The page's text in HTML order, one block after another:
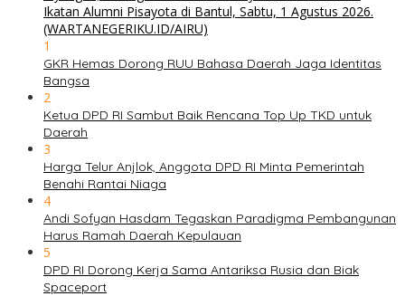
1
GKR Hemas Dorong RUU Bahasa Daerah Jaga Identitas
Bangsa
2
Ketua DPD RI Sambut Baik Rencana Top Up TKD untuk
Daerah
3
Harga Telur Anjlok, Anggota DPD RI Minta Pemerintah
Benahi Rantai Niaga
4
Andi Sofyan Hasdam Tegaskan Paradigma Pembangunan
Harus Ramah Daerah Kepulauan
5
DPD RI Dorong Kerja Sama Antariksa Rusia dan Biak
Spaceport